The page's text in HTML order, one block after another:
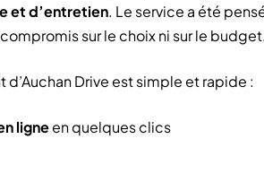
et d’entretien. Le service a été
sur le choix ni sur le budget.
Drive est simple et rapide :
ligneen quelques clics
produits